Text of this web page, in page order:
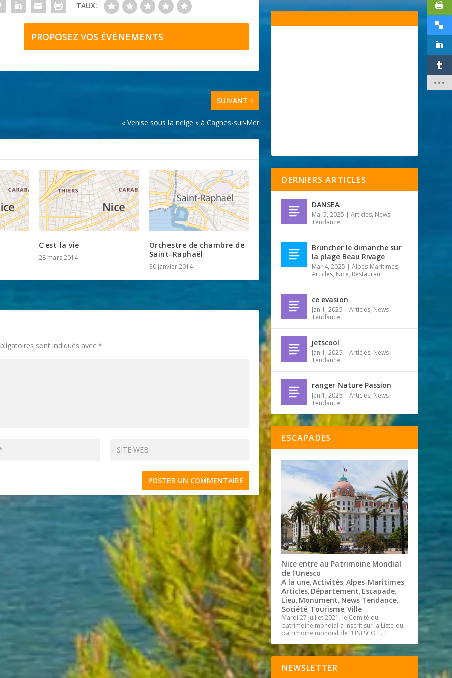
TAUX:
PROPOSEZ VOS ÉVÉNEMENTS
SUIVANT
« Venise sous la neige » à Cagnes-sur-Mer
C’est la vie
28 mars 2014
Orchestre de chambre de
Saint-Raphaël
30 janvier 2014
sont indiqués avec*
DERNIERS ARTICLES
DANSEA
Mai 5, 2025 |Articles, News
Tendance
Bruncher le dimanche sur
la plage Beau Rivage
Mar 4, 2025 |Alpes-Maritimes,
Articles, Nice, Restaurant
ce evasion
Jan 1, 2025 |Articles, News
Tendance
jetscool
Jan 1, 2025 |Articles, News
Tendance
ranger Nature Passion
Jan 1, 2025 |Articles, News
Tendance
ESCAPADES
Nice entre au Patrimoine Mondial
de l’Unesco
A la une,Activités,Alpes-Maritimes,
Articles, Département, Escapade,
Lieu, Monument, News Tendance,
Société, Tourisme,Ville
Mardi 27 juillet 2021, le Comité du
patrimoine mondial a inscrit sur la Liste du
patrimoine mondial de l’UNESCO […]
NEWSLETTER